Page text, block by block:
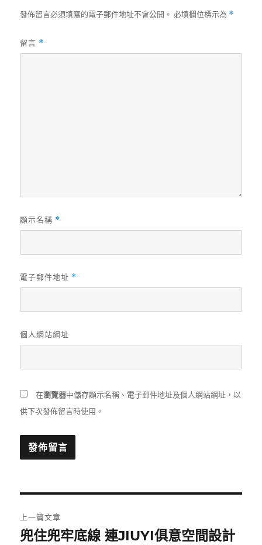
發佈留言必須填寫的電子郵件地址不會公開。 必填欄位標示為 *
留言 *
顯示名稱 *
電子郵件地址 *
個人網站網址
在瀏覽器中儲存顯示名稱、電子郵件地址及個人網站網址，以
供下次發佈留言時使用。
章
上一篇文章
上
兜住兜牢底線 連JIUYI俱意空間設計